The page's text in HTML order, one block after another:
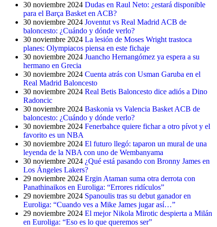
30 noviembre 2024 Dudas en Raul Neto: ¿estará disponible
para el Barça Basket en ACB?
30 noviembre 2024 Joventut vs Real Madrid ACB de
baloncesto: ¿Cuándo y dónde verlo?
30 noviembre 2024 La lesión de Moses Wright trastoca
planes: Olympiacos piensa en este fichaje
30 noviembre 2024 Juancho Hernangómez ya espera a su
hermano en Grecia
30 noviembre 2024 Cuenta atrás con Usman Garuba en el
Real Madrid Baloncesto
30 noviembre 2024 Real Betis Baloncesto dice adiós a Dino
Radoncic
30 noviembre 2024 Baskonia vs Valencia Basket ACB de
baloncesto: ¿Cuándo y dónde verlo?
30 noviembre 2024 Fenerbahce quiere fichar a otro pívot y el
favorito es un NBA
30 noviembre 2024 El futuro llegó: taparon un mural de una
leyenda de la NBA con uno de Wembanyama
30 noviembre 2024 ¿Qué está pasando con Bronny James en
Los Ángeles Lakers?
29 noviembre 2024 Ergin Ataman suma otra derrota con
Panathinaikos en Euroliga: “Errores ridículos”
29 noviembre 2024 Spanoulis tras su debut ganador en
Euroliga: “Cuando ves a Mike James jugar así…”
29 noviembre 2024 El mejor Nikola Mirotic despierta a Milán
en Euroliga: “Eso es lo que queremos ser”